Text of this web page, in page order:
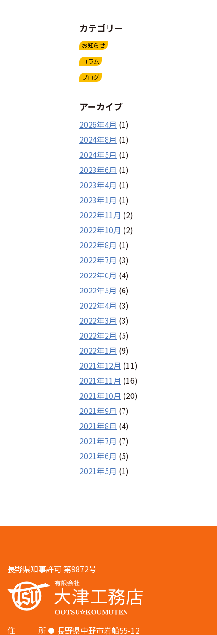
カテゴリー
お知らせ
コラム
ブログ
アーカイブ
2026年4月 (1)
2024年8月 (1)
2024年5月 (1)
2023年6月 (1)
2023年4月 (1)
2023年1月 (1)
2022年11月 (2)
2022年10月 (2)
2022年8月 (1)
2022年7月 (3)
2022年6月 (4)
2022年5月 (6)
2022年4月 (3)
2022年3月 (3)
2022年2月 (5)
2022年1月 (9)
2021年12月 (11)
2021年11月 (16)
2021年10月 (20)
2021年9月 (7)
2021年8月 (4)
2021年7月 (7)
2021年6月 (5)
2021年5月 (1)
長野県知事許可 第9872号
住 所 長野県中野市岩船55-12